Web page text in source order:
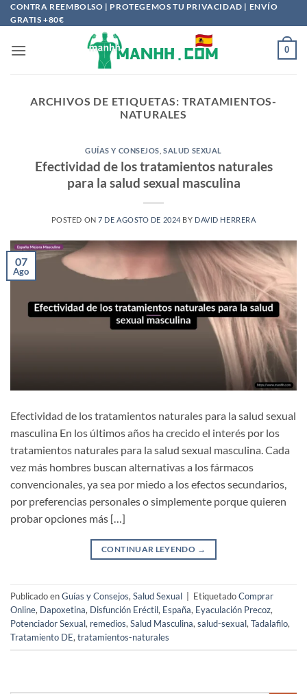
Saltar
al
CONTRA REEMBOLSO | PROTEGEMOS TU PRIVACIDAD | ENVÍO
GRATIS +80€
0
ARCHIVOS DE ETIQUETAS: TRATAMIENTOS-
NATURALES
GUÍAS Y CONSEJOS ,SALUD SEXUAL
Efectividad de los tratamientos naturales
para la salud sexual masculina
POSTED ON7 DE AGOSTO DE 2024 BY DAVID HERRERA
07
Ago
Efectividad de los tratamientos naturales para la salud sexual
masculina En los últimos años ha crecido el interés por los
tratamientos naturales para la salud sexual masculina. Cada
vez más hombres buscan alternativas a los fármacos
convencionales, ya sea por miedo a los efectos secundarios,
por preferencias personales o simplemente porque quieren
probar opciones más […]
CONTINUAR LEYENDO →
Publicado enGuías y Consejos,Salud Sexual EtiquetadoComprar
Online, Dapoxetina, Disfunción Eréctil, España, Eyaculación Precoz,
Potenciador Sexual, remedios,Salud Masculina,salud-sexual,Tadalafilo,
Tratamiento DE,tratamientos-naturales